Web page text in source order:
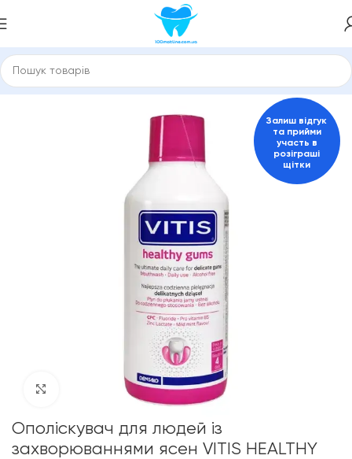
порожнини рота Ополіскувачі для ротової порожнини
Click to enlarge
Залиш відгук
та прийми
участь в
розіграші
щітки
Ополіскувач для людей із
захворюваннями ясен VITIS HEALTHY